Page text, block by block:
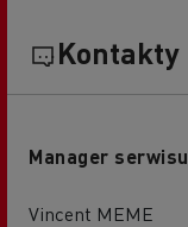
Kontakty
Manager serwisu
Vincent MEME